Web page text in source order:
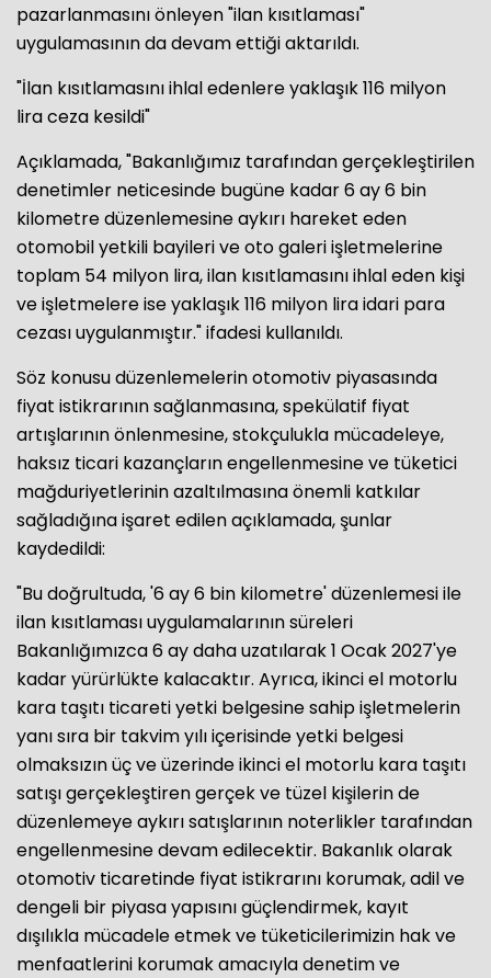
pazarlanmasını önleyen "ilan kısıtlaması"
uygulamasının da devam ettiği aktarıldı.
"İlan kısıtlamasını ihlal edenlere yaklaşık 116 milyon
lira ceza kesildi"
Açıklamada, "Bakanlığımız tarafından gerçekleştirilen
denetimler neticesinde bugüne kadar 6 ay 6 bin
kilometre düzenlemesine aykırı hareket eden
otomobil yetkili bayileri ve oto galeri işletmelerine
toplam 54 milyon lira, ilan kısıtlamasını ihlal eden kişi
ve işletmelere ise yaklaşık 116 milyon lira idari para
cezası uygulanmıştır." ifadesi kullanıldı.
Söz konusu düzenlemelerin otomotiv piyasasında
fiyat istikrarının sağlanmasına, spekülatif fiyat
artışlarının önlenmesine, stokçulukla mücadeleye,
haksız ticari kazançların engellenmesine ve tüketici
mağduriyetlerinin azaltılmasına önemli katkılar
sağladığına işaret edilen açıklamada, şunlar
kaydedildi:
"Bu doğrultuda, '6 ay 6 bin kilometre' düzenlemesi ile
ilan kısıtlaması uygulamalarının süreleri
Bakanlığımızca 6 ay daha uzatılarak 1 Ocak 2027'ye
kadar yürürlükte kalacaktır. Ayrıca, ikinci el motorlu
kara taşıtı ticareti yetki belgesine sahip işletmelerin
yanı sıra bir takvim yılı içerisinde yetki belgesi
olmaksızın üç ve üzerinde ikinci el motorlu kara taşıtı
satışı gerçekleştiren gerçek ve tüzel kişilerin de
düzenlemeye aykırı satışlarının noterlikler tarafından
engellenmesine devam edilecektir. Bakanlık olarak
otomotiv ticaretinde fiyat istikrarını korumak, adil ve
dengeli bir piyasa yapısını güçlendirmek, kayıt
dışılıkla mücadele etmek ve tüketicilerimizin hak ve
menfaatlerini korumak amacıyla denetim ve